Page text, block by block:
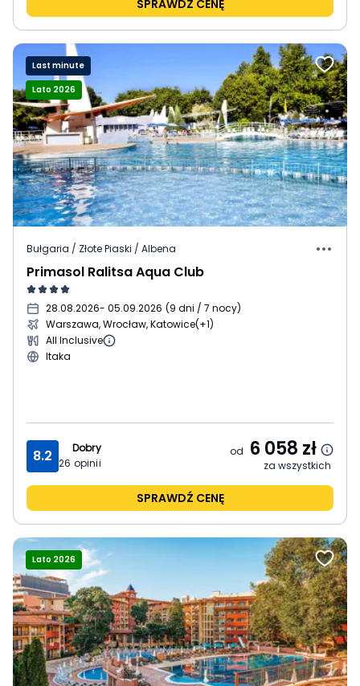
SPRAWDŹ CENĘ
Last minute
Lato 2026
Bułgaria / Złote Piaski / Albena
Primasol Ralitsa Aqua Club
28.08.2026- 05.09.2026 (9 dni / 7 nocy)
Warszawa, Wrocław, Katowice(+1)
All Inclusive
Itaka
8.2
Dobry
26 opinii
od 6 058 zł
za wszystkich
SPRAWDŹ CENĘ
Lato 2026